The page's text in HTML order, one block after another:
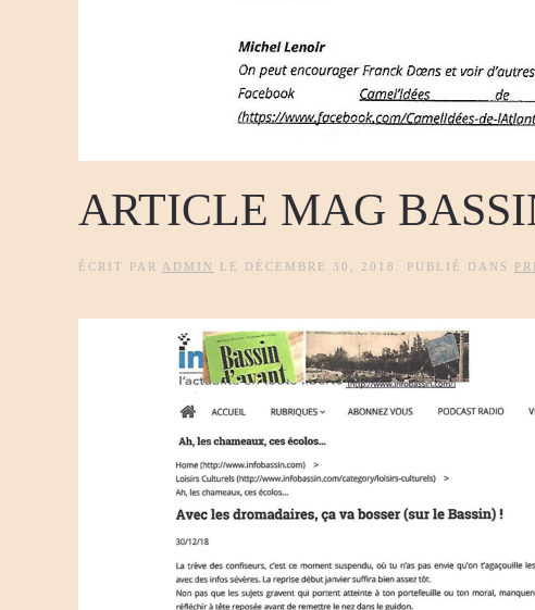
ARTICLE MAG
ÉCRIT PAR ADMIN LE DÉCEMBRE 30, 2018 . PUBLIÉ DANS